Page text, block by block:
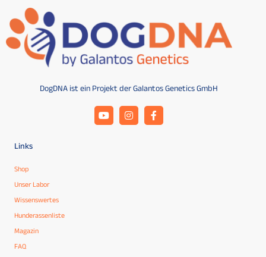
DogDNA ist ein Projekt der Galantos Genetics GmbH
Links
Shop
Unser Labor
Wissenswertes
Hunderassenliste
Magazin
FAQ